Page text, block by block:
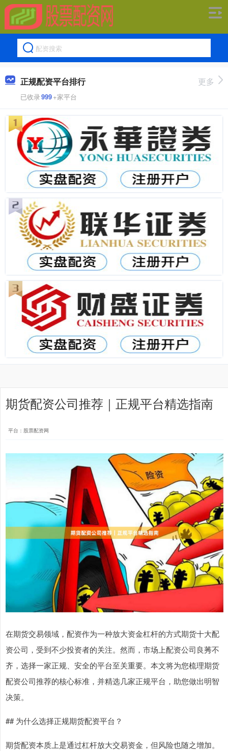
正规配资平台排行
已收录999+家平台
更多
期货配资公司推荐｜正规平台精选指南
平台：股票配资网
在期货交易领域，配资作为一种放大资金杠杆的方式期货十大配
资公司，受到不少投资者的关注。然而，市场上配资公司良莠不
齐，选择一家正规、安全的平台至关重要。本文将为您梳理期货
配资公司推荐的核心标准，并精选几家正规平台，助您做出明智
决策。
## 为什么选择正规期货配资平台？
期货配资本质上是通过杠杆放大交易资金，但风险也随之增加。